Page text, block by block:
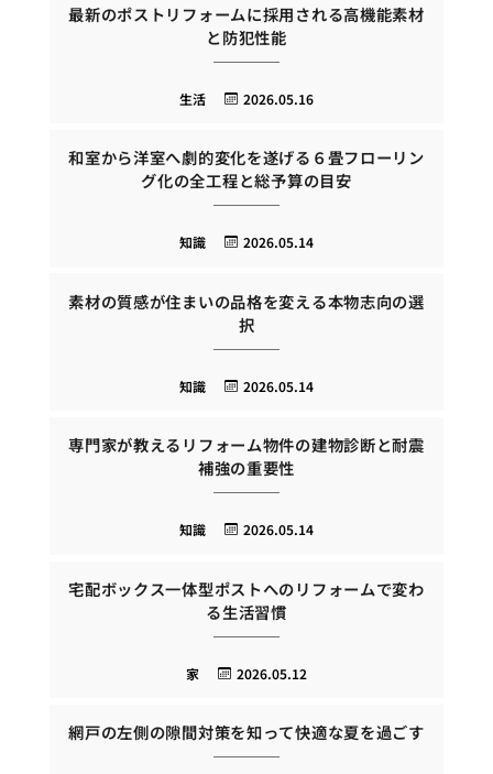
最新のポストリフォームに採用される高機能素材
と防犯性能
2026.05.16
生活
和室から洋室へ劇的変化を遂げる６畳フローリン
グ化の全工程と総予算の目安
2026.05.14
知識
素材の質感が住まいの品格を変える本物志向の選
択
2026.05.14
知識
専門家が教えるリフォーム物件の建物診断と耐震
補強の重要性
2026.05.14
知識
宅配ボックス一体型ポストへのリフォームで変わ
る生活習慣
2026.05.12
家
網戸の左側の隙間対策を知って快適な夏を過ごす